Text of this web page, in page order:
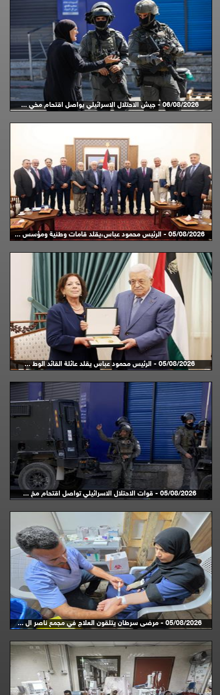
06/08/2026 - جيش الاحتلال الاسرائيلي يواصل اقتحام مخي ...
05/08/2026 - الرئيس محمود عباس،يقلد قامات وطنية ومؤسس ...
05/08/2026 - الرئيس محمود عباس يقلد عائلة القائد الوط ...
05/08/2026 - قوات الاحتلال الاسرائيلي تواصل اقتحام مخ ...
05/08/2026 - مرضى سرطان يتلقون العلاج في مجمع ناصر ال ...